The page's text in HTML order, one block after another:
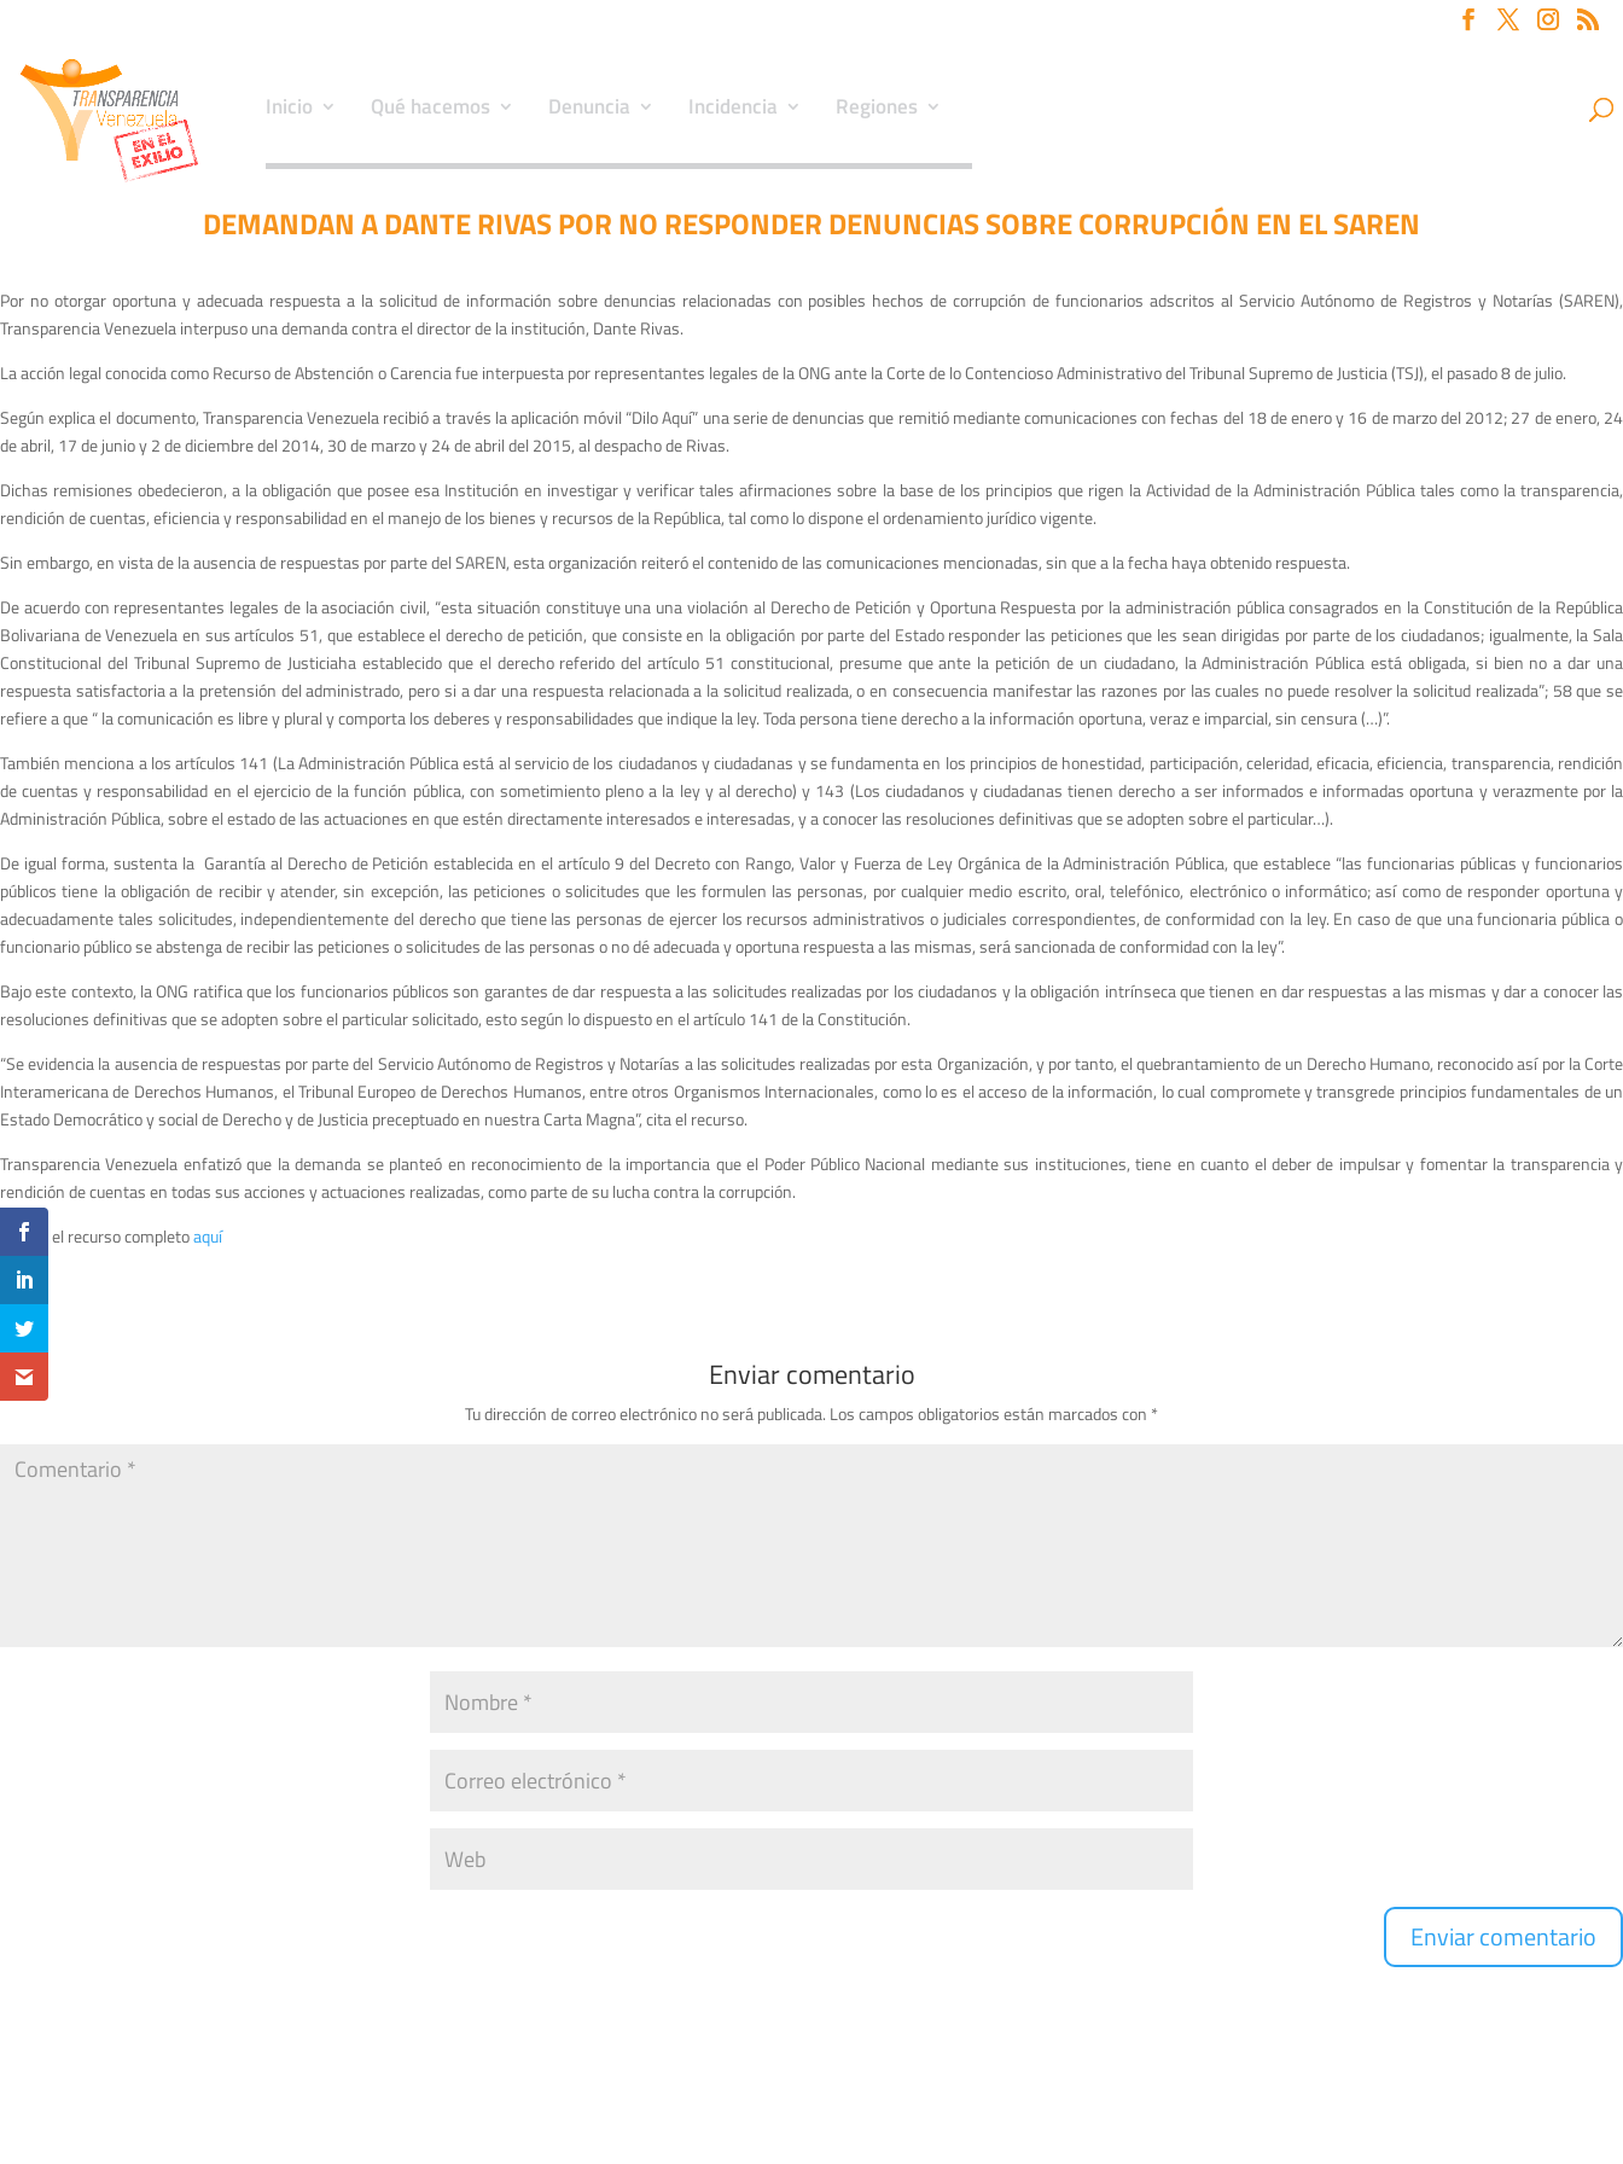
Inicio Qué hacemos Denuncia Incidencia Regiones
DEMANDAN A DANTE RIVAS POR NO RESPONDER DENUNCIAS SOBRE CORRUPCIÓN EN EL SAREN
Por no otorgar oportuna y adecuada respuesta a la solicitud de información sobre denuncias relacionadas con posibles hechos de corrupción de funcionarios adscritos al Servicio Autónomo de Registros y Notarías (SAREN),
Transparencia Venezuela interpuso una demanda contra el director de la institución, Dante Rivas.
La acción legal conocida como Recurso de Abstención o Carencia fue interpuesta por representantes legales de la ONG ante la Corte de lo Contencioso Administrativo del Tribunal Supremo de Justicia (TSJ), el pasado 8 de julio.
Según explica el documento, Transparencia Venezuela recibió a través la aplicación móvil “Dilo Aquí” una serie de denuncias que remitió mediante comunicaciones con fechas del 18 de enero y 16 de marzo del 2012; 27 de enero, 24
de abril, 17 de junio y 2 de diciembre del 2014, 30 de marzo y 24 de abril del 2015, al despacho de Rivas.
Dichas remisiones obedecieron, a la obligación que posee esa Institución en investigar y verificar tales afirmaciones sobre la base de los principios que rigen la Actividad de la Administración Pública tales como la transparencia,
rendición de cuentas, eficiencia y responsabilidad en el manejo de los bienes y recursos de la República, tal como lo dispone el ordenamiento jurídico vigente.
Sin embargo, en vista de la ausencia de respuestas por parte del SAREN, esta organización reiteró el contenido de las comunicaciones mencionadas, sin que a la fecha haya obtenido respuesta.
De acuerdo con representantes legales de la asociación civil, “esta situación constituye una una violación al Derecho de Petición y Oportuna Respuesta por la administración pública consagrados en la Constitución de la República
Bolivariana de Venezuela en sus artículos 51, que establece el derecho de petición, que consiste en la obligación por parte del Estado responder las peticiones que les sean dirigidas por parte de los ciudadanos; igualmente, la Sala
Constitucional del Tribunal Supremo de Justiciaha establecido que el derecho referido del artículo 51 constitucional, presume que ante la petición de un ciudadano, la Administración Pública está obligada, si bien no a dar una
respuesta satisfactoria a la pretensión del administrado, pero si a dar una respuesta relacionada a la solicitud realizada, o en consecuencia manifestar las razones por las cuales no puede resolver la solicitud realizada”; 58 que se
refiere a que “ la comunicación es libre y plural y comporta los deberes y responsabilidades que indique la ley. Toda persona tiene derecho a la información oportuna, veraz e imparcial, sin censura (…)”.
También menciona a los artículos 141 (La Administración Pública está al servicio de los ciudadanos y ciudadanas y se fundamenta en los principios de honestidad, participación, celeridad, eficacia, eficiencia, transparencia, rendición
de cuentas y responsabilidad en el ejercicio de la función pública, con sometimiento pleno a la ley y al derecho) y 143 (Los ciudadanos y ciudadanas tienen derecho a ser informados e informadas oportuna y verazmente por la
Administración Pública, sobre el estado de las actuaciones en que estén directamente interesados e interesadas, y a conocer las resoluciones definitivas que se adopten sobre el particular…).
De igual forma, sustenta la Garantía al Derecho de Petición establecida en el artículo 9 del Decreto con Rango, Valor y Fuerza de Ley Orgánica de la Administración Pública, que establece “las funcionarias públicas y funcionarios
públicos tiene la obligación de recibir y atender, sin excepción, las peticiones o solicitudes que les formulen las personas, por cualquier medio escrito, oral, telefónico, electrónico o informático; así como de responder oportuna y
adecuadamente tales solicitudes, independientemente del derecho que tiene las personas de ejercer los recursos administrativos o judiciales correspondientes, de conformidad con la ley. En caso de que una funcionaria pública o
funcionario público se abstenga de recibir las peticiones o solicitudes de las personas o no dé adecuada y oportuna respuesta a las mismas, será sancionada de conformidad con la ley”.
Bajo este contexto, la ONG ratifica que los funcionarios públicos son garantes de dar respuesta a las solicitudes realizadas por los ciudadanos y la obligación intrínseca que tienen en dar respuestas a las mismas y dar a conocer las
resoluciones definitivas que se adopten sobre el particular solicitado, esto según lo dispuesto en el artículo 141 de la Constitución.
“Se evidencia la ausencia de respuestas por parte del Servicio Autónomo de Registros y Notarías a las solicitudes realizadas por esta Organización, y por tanto, el quebrantamiento de un Derecho Humano, reconocido así por la Corte
Interamericana de Derechos Humanos, el Tribunal Europeo de Derechos Humanos, entre otros Organismos Internacionales, como lo es el acceso de la información, lo cual compromete y transgrede principios fundamentales de un
Estado Democrático y social de Derecho y de Justicia preceptuado en nuestra Carta Magna”, cita el recurso.
Transparencia Venezuela enfatizó que la demanda se planteó en reconocimiento de la importancia que el Poder Público Nacional mediante sus instituciones, tiene en cuanto el deber de impulsar y fomentar la transparencia y
rendición de cuentas en todas sus acciones y actuaciones realizadas, como parte de su lucha contra la corrupción.
Revisa el recurso completoaquí
Enviar comentario
Tu dirección de correo electrónico no será publicada. Los campos obligatorios están marcados con *